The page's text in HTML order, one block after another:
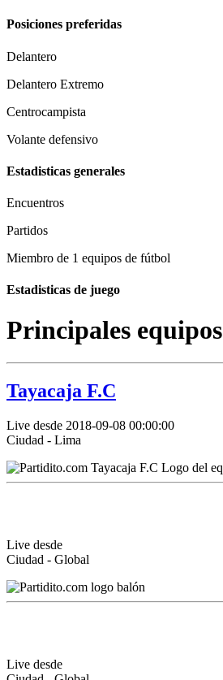
Posiciones preferidas
Delantero
Delantero Extremo
Centrocampista
Volante defensivo
Estadisticas generales
Encuentros
Partidos
Miembro de 1 equipos de fútbol
Estadisticas de juego
Principales equipos
Tayacaja F.C
Live desde 2018-09-08 00:00:00
Ciudad - Lima
Live desde
Ciudad - Global
Live desde